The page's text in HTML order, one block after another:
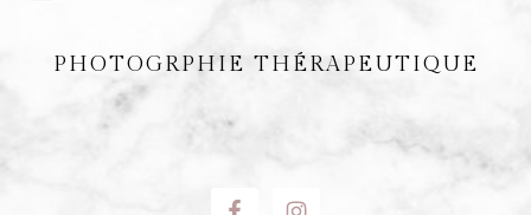
PHOTOGRPHIE THÉRAPEUTIQUE